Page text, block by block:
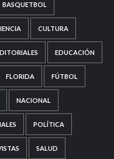
BASQUETBOL
CULTURA
EDUCACIÓN
FLORIDA FÚTBOL
NACIONAL
POLÍTICA
SALUD